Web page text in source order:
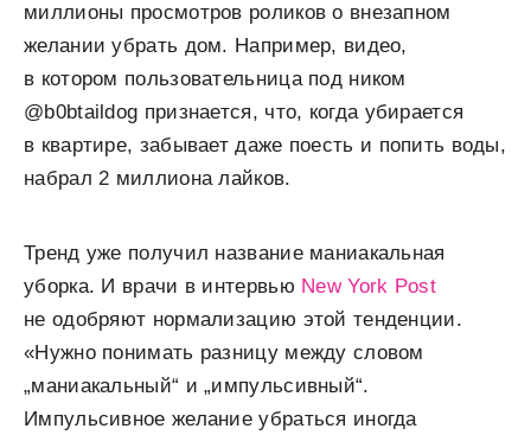
миллионы просмотров роликов о внезапном
желании убрать дом. Например, видео,
в котором пользовательница под ником
@b0btaildog признается, что, когда убирается
в квартире, забывает даже поесть и попить воды,
набрал 2 миллиона лайков.
Тренд уже получил название маниакальная
уборка. И врачи в интервью New York Post
не одобряют нормализацию этой тенденции.
«Нужно понимать разницу между словом
„маниакальный“ и „импульсивный“.
Импульсивное желание убраться иногда